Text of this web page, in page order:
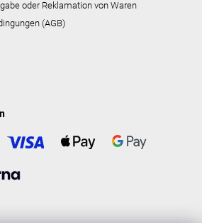
oder Reklamation von Waren
(AGB)